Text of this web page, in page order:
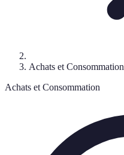
Achats et Consommation
Achats et Consommation